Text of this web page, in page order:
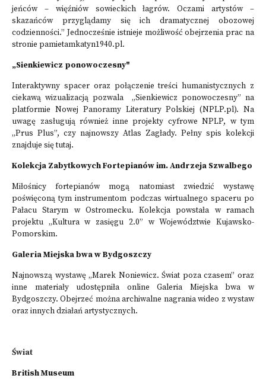
jeńców – więźniów sowieckich łagrów. Oczami artystów –
skazańców przyglądamy się ich dramatycznej obozowej
codzienności.” Jednocześnie istnieje możliwość obejrzenia prac na
stronie pamietamkatyn1940.pl.
„Sienkiewicz ponowoczesny"
Interaktywny spacer oraz połączenie treści humanistycznych z
ciekawą wizualizacją pozwala „Sienkiewicz ponowoczesny” na
platformie Nowej Panoramy Literatury Polskiej (NPLP.pl). Na
uwagę zasługują również inne projekty cyfrowe NPLP, w tym
„Prus Plus”, czy najnowszy Atlas Zagłady. Pełny spis kolekcji
znajduje siętutaj.
Kolekcja Zabytkowych Fortepianów im. Andrzeja Szwalbego
Miłośnicy fortepianów mogą natomiast zwiedzić wystawę
poświęconą tym instrumentom podczas wirtualnego spaceru po
Pałacu Starym w Ostromecku. Kolekcja powstała w ramach
projektu „Kultura w zasięgu 2.0” w Województwie Kujawsko-
Pomorskim.
Galeria Miejska bwa w Bydgoszczy
Najnowszą wystawę „Marek Noniewicz. Świat poza czasem” oraz
inne materiały udostępniła online Galeria Miejska bwa w
Bydgoszczy. Obejrzeć można archiwalne nagrania wideo z wystaw
oraz innych działań artystycznych.
Świat
British Museum